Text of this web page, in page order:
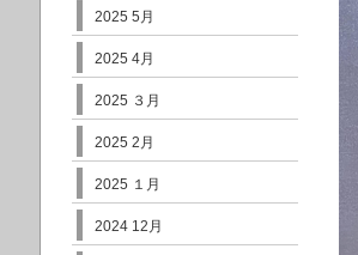
2025 5月
2025 4月
2025 ３月
2025 2月
2025 １月
2024 12月